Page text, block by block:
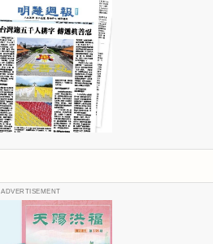
ADVERTISEMENT